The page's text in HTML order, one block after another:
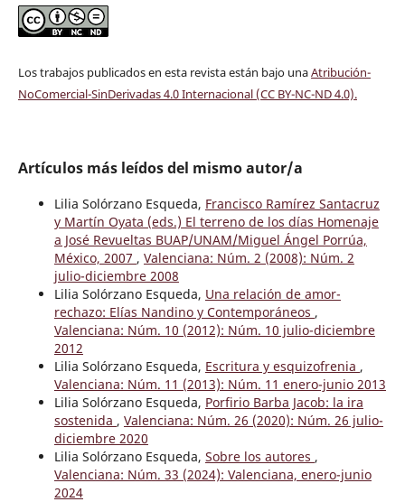
Los trabajos publicados en esta revista están bajo unaAtribución-
NoComercial-SinDerivadas 4.0 Internacional (CC BY-NC-ND 4.0).
Artículos más leídos del mismo autor/a
Lilia Solórzano Esqueda, Francisco Ramírez Santacruz
y Martín Oyata (eds.) El terreno de los días Homenaje
a José Revueltas BUAP/UNAM/Miguel Ángel Porrúa,
México, 2007 , Valenciana: Núm. 2 (2008): Núm. 2
julio-diciembre 2008
Lilia Solórzano Esqueda, Una relación de amor-
rechazo: Elías Nandino y Contemporáneos ,
Valenciana: Núm. 10 (2012): Núm. 10 julio-diciembre
2012
Lilia Solórzano Esqueda, Escritura y esquizofrenia ,
Valenciana: Núm. 11 (2013): Núm. 11 enero-junio 2013
Lilia Solórzano Esqueda, Porfirio Barba Jacob: la ira
sostenida , Valenciana: Núm. 26 (2020): Núm. 26 julio-
diciembre 2020
Lilia Solórzano Esqueda, Sobre los autores ,
Valenciana: Núm. 33 (2024): Valenciana, enero-junio
2024